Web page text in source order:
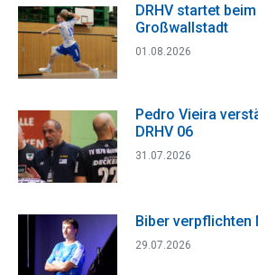
DRHV startet
Großwallstadt
01.08.2026
Pedro Vieira
DRHV 06
31.07.2026
Biber verpflichten
29.07.2026